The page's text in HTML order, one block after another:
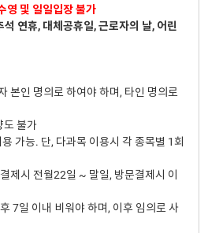
영 및 일일입장 불가
연휴, 대체공휴일, 근로자의 날, 어린
본인 명의로 하여야 하며, 타인 명의로
도 불가
가능. 단, 다과목 이용시 각 종목별 1회
제시 전월22일 ~ 말일, 방문결제시 이
7일 이내 비워야 하며, 이후 임의로 사